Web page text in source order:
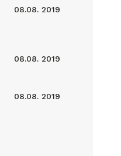
08.08. 2019
08.08. 2019
08.08. 2019